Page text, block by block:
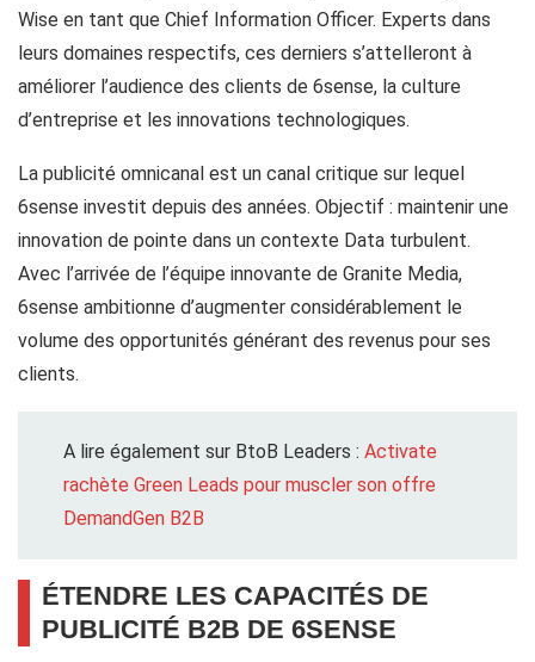
Wise en tant que Chief Information Officer. Experts dans
leurs domaines respectifs, ces derniers s’attelleront à
améliorer l’audience des clients de 6sense, la culture
d’entreprise et les innovations technologiques.
La publicité omnicanal est un canal critique sur lequel
6sense investit depuis des années. Objectif : maintenir une
innovation de pointe dans un contexte Data turbulent.
Avec l’arrivée de l’équipe innovante de Granite Media,
6sense ambitionne d’augmenter considérablement le
volume des opportunités générant des revenus pour ses
clients.
A lire également sur BtoB Leaders : Activate
rachète Green Leads pour muscler son offre
DemandGen B2B
ÉTENDRE LES CAPACITÉS DE
PUBLICITÉ B2B DE 6SENSE